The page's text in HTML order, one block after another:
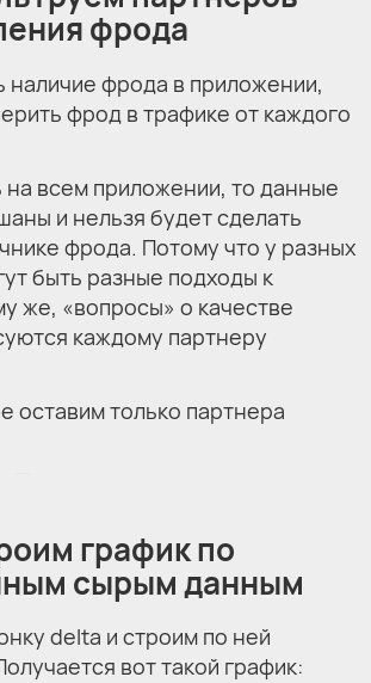
фрода
наличие фрода в приложении,
фрод в трафике от каждого
на всем приложении, то данные
и нельзя будет сделать
фрода. Потому что у разных
быть разные подходы к
же, «вопросы» о качестве
каждому партнеру
оставим только партнера
график по
сырым данным
delta и строим по ней
вот такой график: